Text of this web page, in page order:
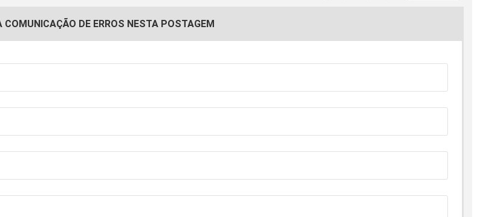
COMUNICAÇÃO DE ERROS NESTA POSTAGEM